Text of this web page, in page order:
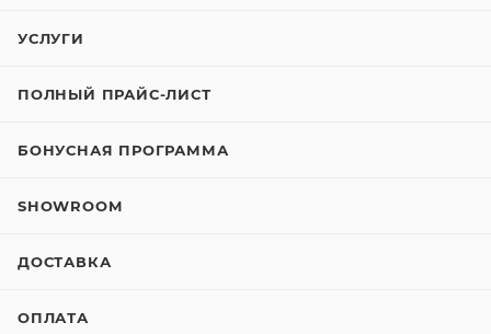
УСЛУГИ
ПОЛНЫЙ ПРАЙС-ЛИСТ
БОНУСНАЯ ПРОГРАММА
SHOWROOM
ДОСТАВКА
ОПЛАТА